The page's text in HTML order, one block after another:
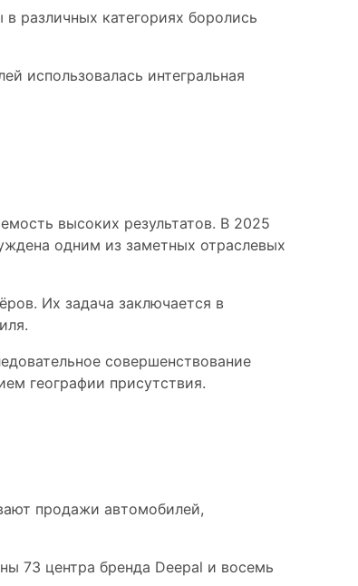
различных категориях боролись
использовалась интегральная
высоких результатов. В 2025
одним из заметных отраслевых
Их задача заключается в
совершенствование
географии присутствия.
продажи автомобилей,
73 центра бренда Deepal и восемь